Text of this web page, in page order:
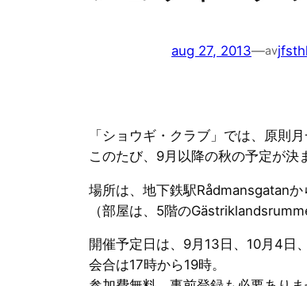
aug 27, 2013—av
「ショウギ・クラブ」では、原則
このたび、9月以降の秋の予定が決
場所は、地下鉄駅Rådmansgatan
（部屋は、5階の
開催予定日は、9月13日、10月4日
会合は17時から19時。